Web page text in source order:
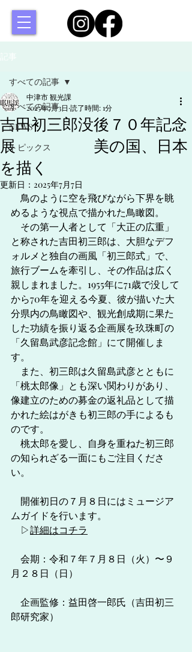
記事
すべての記事
NEWS
トピックス
すべての記事
吉田初三郎没後７０年記念
展 美の国、日本
を描く
中津市 観光課
2025年7月3日 読了時間: 1分
更新日： 2025年7月7日
鳥のように空を飛びながら下界を眺
めるような視点で描かれた鳥瞰図。
その第一人者として「大正の広重」
と称された吉田初三郎は、大胆なデフ
ォルメと独自の画風「初三郎式」で、
旅行ブームを牽引し、その作品は広く
親しまれました。1955年に71歳で没して
から70年を迎える今夏、彼が描いた大
分県内の鳥瞰図や、観光創成期に果た
した功績を振り返る企画展を玖珠町の
「久留島武彦記念館」にて開催しま
す。
また、初三郎は久留島武彦とともに
「桃太郎像」とも深い関わりがあり、
像建立のための募金の返礼品として描
かれた絵はがきも初三郎の手によるも
のです。
桃太郎を愛し、自身を重ねた初三郎
の知られざる一面にもご注目くださ
い。
開催初日の７月８日にはミュージア
ムガイドを行います。
▷詳細はコチラ
会期：令和７年７月８日（火）〜９
月２８日（日）
企画監修：益田啓一郎氏（吉田初三
郎研究家）